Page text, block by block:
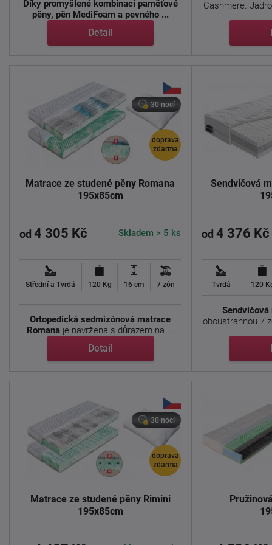
Díky promyšlené kombinaci paměťové
pěny, pěn MediFoam a pevného ...
Detail
Cashmere.
doprava
zdarma
30 nocí
Matrace ze studené pěny Romana
195x85cm
od 4 305 Kč Skladem > 5 ks
Střední a Tvrdá 120 Kg 16 cm 7 zón
Ortopedická sedmizónová matrace
Romanaje navržena s důrazem na ...
Detail
Sendvičová
od 4 376 Kč
Tvrdá 120
Sendvičová
oboustrannou 7
doprava
zdarma
30 nocí
Matrace ze studené pěny Rimini
195x85cm